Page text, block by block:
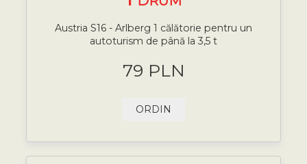
Austria S16 - Arlberg 1 călătorie pentru un
autoturism de până la 3,5 t
79 PLN
ORDIN